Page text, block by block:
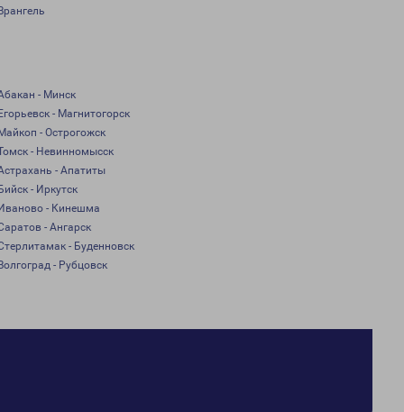
- Минск
- Магнитогорск
- Острогожск
- Невинномысск
- Апатиты
- Иркутск
- Кинешма
- Ангарск
- Буденновск
- Рубцовск